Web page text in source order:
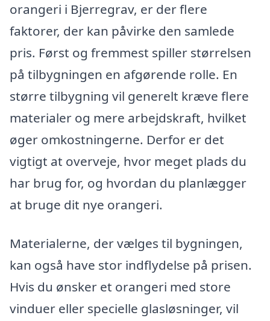
orangeri i Bjerregrav, er der flere
faktorer, der kan påvirke den samlede
pris. Først og fremmest spiller størrelsen
på tilbygningen en afgørende rolle. En
større tilbygning vil generelt kræve flere
materialer og mere arbejdskraft, hvilket
øger omkostningerne. Derfor er det
vigtigt at overveje, hvor meget plads du
har brug for, og hvordan du planlægger
at bruge dit nye orangeri.
Materialerne, der vælges til bygningen,
kan også have stor indflydelse på prisen.
Hvis du ønsker et orangeri med store
vinduer eller specielle glasløsninger, vil